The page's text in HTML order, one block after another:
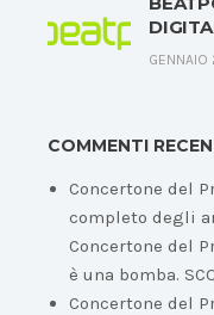
GENNAIO
COMMENTI
Concertone del
completo degli
Concertone del
è una bomba.
Concertone del